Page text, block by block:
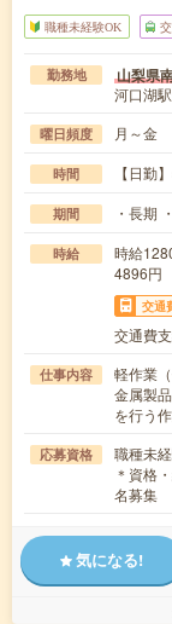
職種未経験OK
勤務地 山梨県
河口湖
曜日頻度 月～金
時間 【日勤
期間 ・長期
時給
時給
4896円
交通
交通費
仕事内容
軽作業
金属製
を行う
応募資格
職種未
＊資格
名募集
気になる!